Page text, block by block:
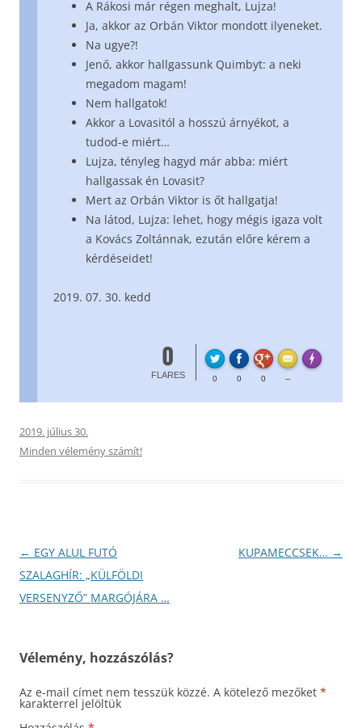
A Rákosi már régen meghalt, Lujza!
Ja, akkor az Orbán Viktor mondott ilyeneket.
Na ugye?!
Jenő, akkor hallgassunk Quimbyt: a neki
megadom magam!
Nem hallgatok!
Akkor a Lovasitól a hosszú árnyékot, a
tudod-e miért…
Lujza, tényleg hagyd már abba: miért
hallgassak én Lovasit?
Mert az Orbán Viktor is őt hallgatja!
Na látod, Lujza: lehet, hogy mégis igaza volt
a Kovács Zoltánnak, ezután előre kérem a
kérdéseidet!
07. 30. kedd
0
FLARES 0 0 0 --
Made with
2019. július 30.
Minden vélemény számít!
Bejegyzés
navigáció
← EGY ALUL FUTÓ
SZALAGHÍR: „KÜLFÖLDI
VERSENYZŐ” MARGÓJÁRA …
KUPAMECCSEK… →
Vélemény, hozzászólás?
Az e-mail címet nem tesszük közzé. A kötelező mezőket *
karakterrel jelöltük